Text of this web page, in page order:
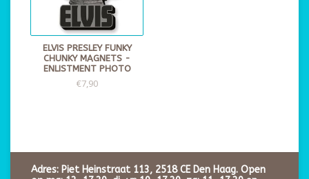
ELVIS PRESLEY FUNKY
CHUNKY MAGNETS -
ENLISTMENT PHOTO
€7,90
Adres: Piet Heinstraat 113, 2518 CE Den Haag. Open